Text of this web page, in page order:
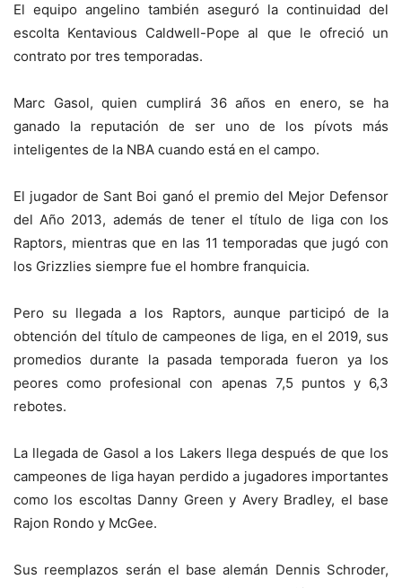
El equipo angelino también aseguró la continuidad del
escolta Kentavious Caldwell-Pope al que le ofreció un
contrato por tres temporadas.
Marc Gasol, quien cumplirá 36 años en enero, se ha
ganado la reputación de ser uno de los pívots más
inteligentes de la NBA cuando está en el campo.
El jugador de Sant Boi ganó el premio del Mejor Defensor
del Año 2013, además de tener el título de liga con los
Raptors, mientras que en las 11 temporadas que jugó con
los Grizzlies siempre fue el hombre franquicia.
Pero su llegada a los Raptors, aunque participó de la
obtención del título de campeones de liga, en el 2019, sus
promedios durante la pasada temporada fueron ya los
peores como profesional con apenas 7,5 puntos y 6,3
rebotes.
La llegada de Gasol a los Lakers llega después de que los
campeones de liga hayan perdido a jugadores importantes
como los escoltas Danny Green y Avery Bradley, el base
Rajon Rondo y McGee.
Sus reemplazos serán el base alemán Dennis Schroder,